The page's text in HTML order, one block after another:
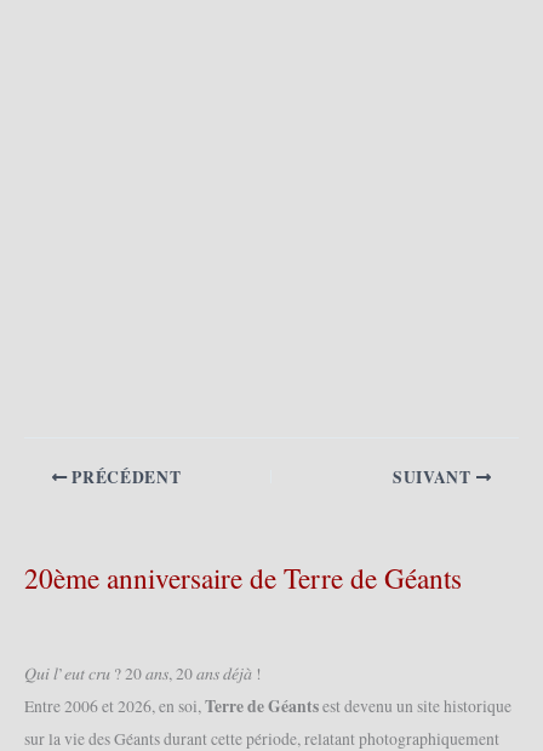
PRÉCÉDENT SUIVANT
20ème anniversaire de Terre de Géants
𝑄𝑢𝑖 𝑙’𝑒𝑢𝑡 𝑐𝑟𝑢 ? 20 𝑎𝑛𝑠, 20 𝑎𝑛𝑠 𝑑𝑒́𝑗𝑎̀ !
Entre 2006 et 2026, en soi,Terre de Géantsest devenu un site historique
sur la vie des Géants durant cette période, relatant photographiquement